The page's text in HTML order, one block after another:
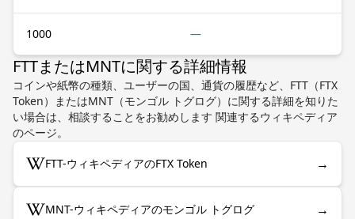
1000 —
FTTまたはMNTに関する詳細情報
コインや紙幣の種類、ユーザーの国、通貨の履歴など、FTT（FTX
Token）またはMNT（モンゴル トグログ）に関する詳細を知りた
い場合は、相談することをお勧めします 関連するウィキペディア
のページ。
FTT-ウィキペディアのFTX Token →
MNT-ウィキペディアのモンゴル トグログ →